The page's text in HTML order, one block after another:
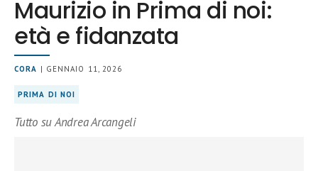
Maurizio in Prima di noi:
età e fidanzata
CORA | GENNAIO 11, 2026
PRIMA DI NOI
Tutto su Andrea Arcangeli